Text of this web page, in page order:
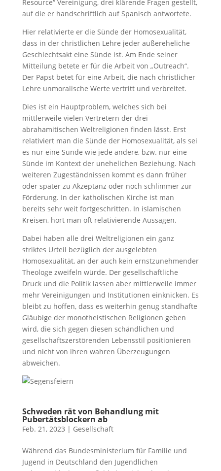
Resource“ Vereinigung, drei klärende Fragen gestellt,
auf die er handschriftlich auf Spanisch antwortete.
Hier relativierte er die Sünde der Homosexualität,
dass in der christlichen Lehre jeder außereheliche
Geschlechtsakt eine Sünde ist. Am Ende seiner
Mitteilung betete er für die Arbeit von „Outreach“.
Der Papst betet für eine Arbeit, die nach christlicher
Lehre unmoralische Werte vertritt und verbreitet.
Dies ist ein Hauptproblem, welches sich bei
mittlerweile vielen Vertretern der drei
abrahamitischen Weltreligionen finden lässt. Erst
relativiert man die Sünde der Homosexualität, als sei
es nur eine Sünde wie jede andere, bzw. nur eine
Sünde im Kontext der unehelichen Beziehung. Nach
weiteren Zugeständnissen kommt es dann früher
oder später zu Akzeptanz oder noch schlimmer zur
Förderung. In der katholischen Kirche ist man
bereits sehr weit fortgeschritten. In islamischen
Kreisen, hört man oft relativierende Aussagen.
Dabei haben alle drei Weltreligionen ein ganz
striktes Urteil bezüglich der ausgelebten
Homosexualität, an der auch kein ernstzunehmender
Theologe zweifeln würde. Der gesellschaftliche
Druck und die Politik lassen aber mittlerweile immer
mehr Vereinigungen und Institutionen einknicken. Es
bleibt zu hoffen, dass es weiterhin genug standhafte
Gläubige der monotheistischen Religionen geben
wird, die sich gegen diesen schändlichen und
gesellschaftszerstörenden Lebensstil positionieren
und nicht von ihren wahren Überzeugungen
abweichen.
Schweden rät von Behandlung mit
Pubertätsblockern ab
Feb. 21, 2023 | Gesellschaft
Während das Bundesministerium für Familie und
Jugend in Deutschland den Jugendlichen